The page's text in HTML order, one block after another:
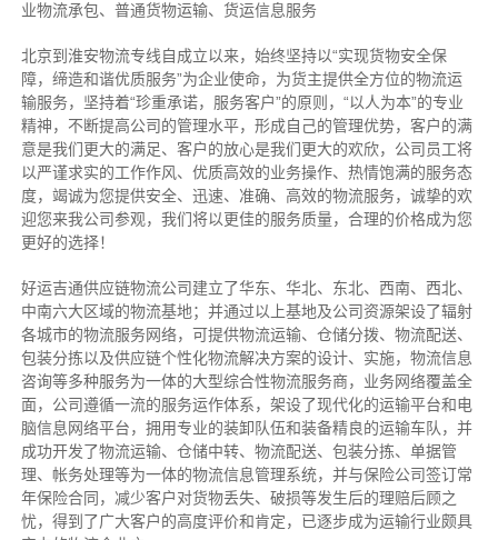
业物流承包、普通货物运输、货运信息服务
北京到淮安物流专线自成立以来，始终坚持以“实现货物安全保
障，缔造和谐优质服务”为企业使命，为货主提供全方位的物流运
输服务，坚持着“珍重承诺，服务客户”的原则，“以人为本”的专业
精神，不断提高公司的管理水平，形成自己的管理优势，客户的满
意是我们更大的满足、客户的放心是我们更大的欢欣，公司员工将
以严谨求实的工作作风、优质高效的业务操作、热情饱满的服务态
度，竭诚为您提供安全、迅速、准确、高效的物流服务，诚挚的欢
迎您来我公司参观，我们将以更佳的服务质量，合理的价格成为您
更好的选择！
好运吉通供应链物流公司建立了华东、华北、东北、西南、西北、
中南六大区域的物流基地；并通过以上基地及公司资源架设了辐射
各城市的物流服务网络，可提供物流运输、仓储分拨、物流配送、
包装分拣以及供应链个性化物流解决方案的设计、实施，物流信息
咨询等多种服务为一体的大型综合性物流服务商，业务网络覆盖全
面，公司遵循一流的服务运作体系，架设了现代化的运输平台和电
脑信息网络平台，拥用专业的装卸队伍和装备精良的运输车队，并
成功开发了物流运输、仓储中转、物流配送、包装分拣、单据管
理、帐务处理等为一体的物流信息管理系统，并与保险公司签订常
年保险合同，减少客户对货物丢失、破损等发生后的理赔后顾之
忧，得到了广大客户的高度评价和肯定，已逐步成为运输行业颇具